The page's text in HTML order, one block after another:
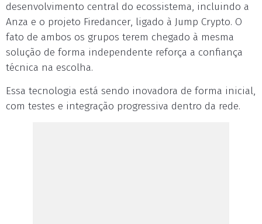
desenvolvimento central do ecossistema, incluindo a
Anza e o projeto Firedancer, ligado à Jump Crypto. O
fato de ambos os grupos terem chegado à mesma
solução de forma independente reforça a confiança
técnica na escolha.
Essa tecnologia está sendo inovadora de forma inicial,
com testes e integração progressiva dentro da rede.